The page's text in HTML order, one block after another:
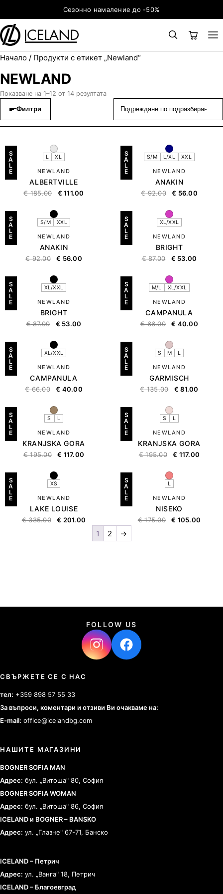
Към съдържаниетоСезонно намаление до -50%
Начало / Продукти с етикет „Newland“
NEWLAND
Показване на 1–12 от 14 резултата
Филтри
S
A
L
E
L XL
NEWLAND
ALBERTVILLE
€185.00 € 111.00
S
A
L
E
S/M L/XL XXL
NEWLAND
ANAKIN
€92.00 € 56.00
S
A
L
E
S/M XXL
NEWLAND
ANAKIN
€92.00 € 56.00
S
A
L
E
XL/XXL
NEWLAND
BRIGHT
€87.00 € 53.00
S
A
L
E
XL/XXL
NEWLAND
BRIGHT
€87.00 € 53.00
S
A
L
E
M/L XL/XXL
NEWLAND
CAMPANULA
€66.00 € 40.00
S
A
L
E
XL/XXL
NEWLAND
CAMPANULA
€66.00 € 40.00
S
A
L
E
S M L
NEWLAND
GARMISCH
€135.00 € 81.00
S
A
L
E
S L
NEWLAND
KRANJSKA GORA
€195.00 € 117.00
S
A
L
E
S L
NEWLAND
KRANJSKA GORA
€195.00 € 117.00
S
A
L
E
XS
NEWLAND
LAKE LOUISE
€335.00 € 201.00
S
A
L
E
L
NEWLAND
NISEKO
€175.00 € 105.00
1 2 →
FOLLOW US
СВЪРЖЕТЕ СЕ С НАС
тел: +359 898 57 55 33
За въпроси, коментари и отзиви Ви очакваме на:
E-mail: office@icelandbg.com
НАШИТЕ МАГАЗИНИ
BOGNER SOFIA MAN
Адрес: бул. „Витоша" 80, София
BOGNER SOFIA WOMAN
Адрес: бул. „Витоша" 86, София
ICELAND и BOGNER – BANSKO
Адрес: ул. „Глазне" 67-71, Банско
ICELAND – Петрич
Адрес: ул. „Ванга" 18, Петрич
ICELAND – Благоевград